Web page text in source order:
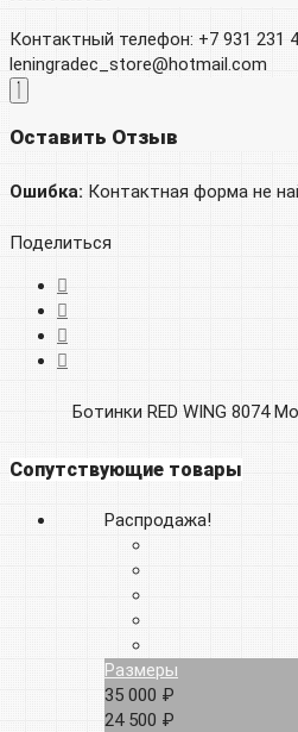
Контактный телефон: +7 931 231
leningradec_store@hotmail.com
Оставить Отзыв
Ошибка: Контактная форма не
Поделиться
Ботинки RED WING 8074
Сопутствующие товары
Распродажа!
Размеры
35 000 ₽
24 500 ₽